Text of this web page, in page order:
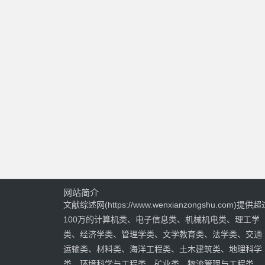
网站简介
文献综述网(https://www.wenxianzongshu.com)提供超
100万的计算机类、电子信息类、机械机电类、理工学
类、经济学类、管理学类、文学教育类、法学类、交通
运输类、材料类、海洋工程类、土木建筑类、地理科学